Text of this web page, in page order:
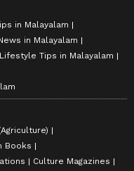
in Malayalam
in Malayalam
Tips in Malayalam
Books
Culture Magazines